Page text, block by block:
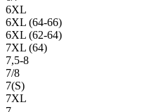
6XL
6XL (64-66)
6XL (62-64)
7XL (64)
7,5-8
7/8
7(S)
7XL